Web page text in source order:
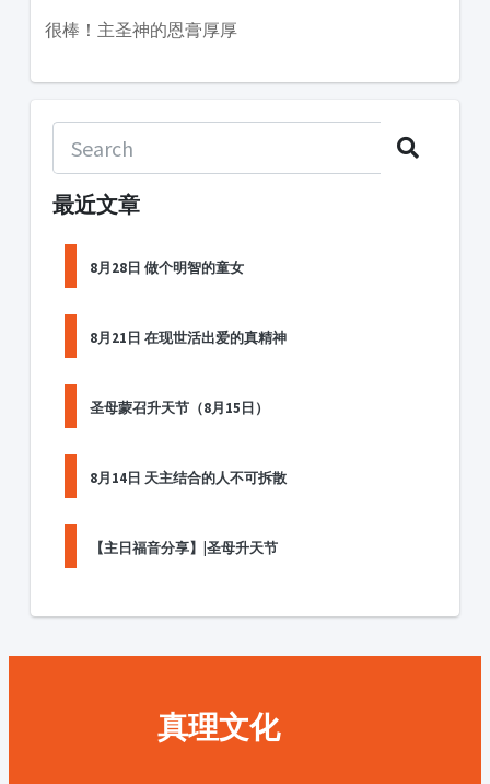
很棒！主圣神的恩膏厚厚
最近文章
8月28日 做个明智的童女
8月21日 在现世活出爱的真精神
圣母蒙召升天节（8月15日）
8月14日 天主结合的人不可拆散
【主日福音分享】|圣母升天节
真理文化